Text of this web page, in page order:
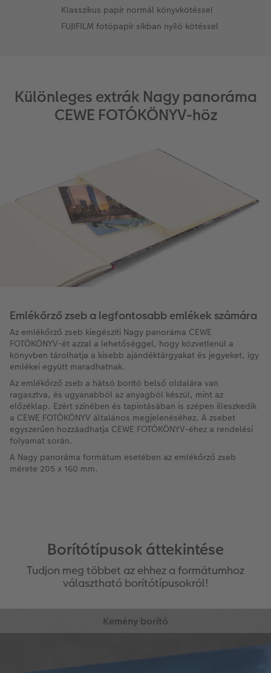
Klasszikus papír normál könyvkötéssel
FUJIFILM fotópapír síkban nyíló kötéssel
Különleges extrák Nagy panoráma
CEWE FOTÓKÖNYV-höz
Emlékőrző zseb a legfontosabb emlékek számára
Az emlékőrző zseb kiegészíti Nagy panoráma CEWE
FOTÓKÖNYV-ét azzal a lehetőséggel, hogy közvetlenül a
könyvben tárolhatja a kisebb ajándéktárgyakat és jegyeket, így
emlékei együtt maradhatnak.
Az emlékőrző zseb a hátsó borító belső oldalára van
ragasztva, és ugyanabból az anyagból készül, mint az
előzéklap. Ezért színében és tapintásában is szépen illeszkedik
a CEWE FOTÓKÖNYV általános megjelenéséhez. A zsebet
egyszerűen hozzáadhatja CEWE FOTÓKÖNYV-éhez a rendelési
folyamat során.
A Nagy panoráma formátum esetében az emlékőrző zseb
mérete 205 x 160 mm.
Borítótípusok áttekintése
Tudjon meg többet az ehhez a formátumhoz
választható borítótípusokról!